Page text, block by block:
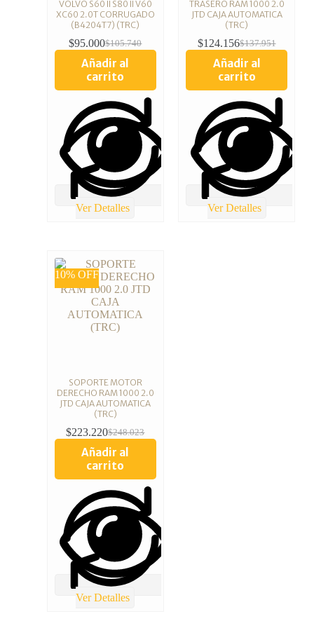
VOLVO S60 II S80 II V60
XC60 2.0T CORRUGADO
(B4204T7) (TRC)
$105.740
$95.000
Añadir al
carrito
Ver Detalles
TRASERO RAM 1000 2.0
JTD CAJA AUTOMATICA
(TRC)
$137.951
$124.156
Añadir al
carrito
Ver Detalles
10% OFF
SOPORTE MOTOR
DERECHO RAM 1000 2.0
JTD CAJA AUTOMATICA
(TRC)
$248.023
$223.220
Añadir al
carrito
Ver Detalles